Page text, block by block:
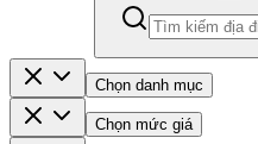
Chọn danh mục
Chọn mức giá